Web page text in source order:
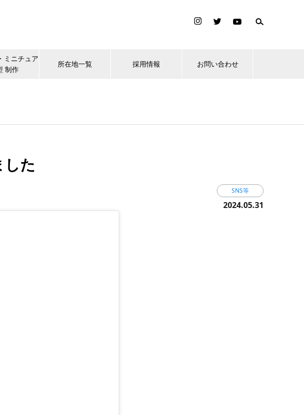
ミニチュア
制作
所在地一覧 採用情報 お問い合わせ
た
SNS等
2024.05.31